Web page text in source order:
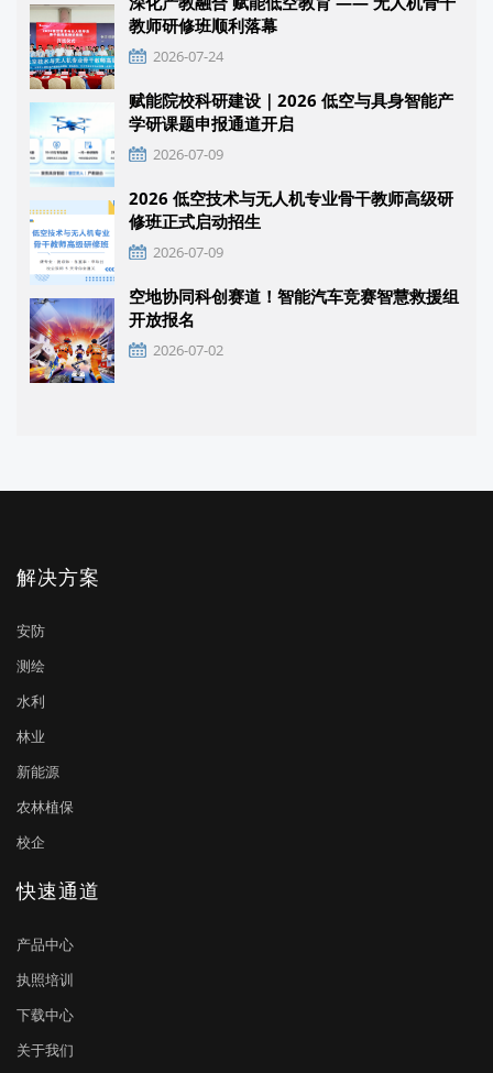
教师研修班顺利落幕
2026-07-24
赋能院校科研建设｜2026 低空与具身智能产
学研课题申报通道开启
2026-07-09
2026 低空技术与无人机专业骨干教师高级研
修班正式启动招生
2026-07-09
空地协同科创赛道！智能汽车竞赛智慧救援组
开放报名
2026-07-02
解决方案
安防
测绘
水利
林业
新能源
农林植保
校企
快速通道
产品中心
执照培训
下载中心
关于我们